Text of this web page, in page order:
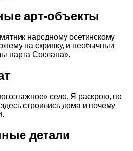
арт-объекты
народному осетинскому
на скрипку, и необычный
нарта Сослана».
село. Я раскрою, по
строились дома и почему
детали